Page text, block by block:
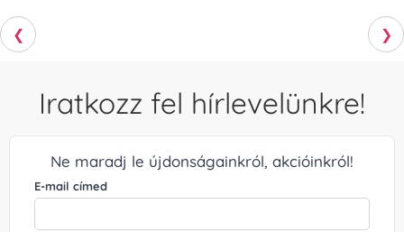
❮ ❯
Iratkozz fel hírlevelünkre!
Ne maradj le újdonságainkról, akcióinkról!
E-mail címed